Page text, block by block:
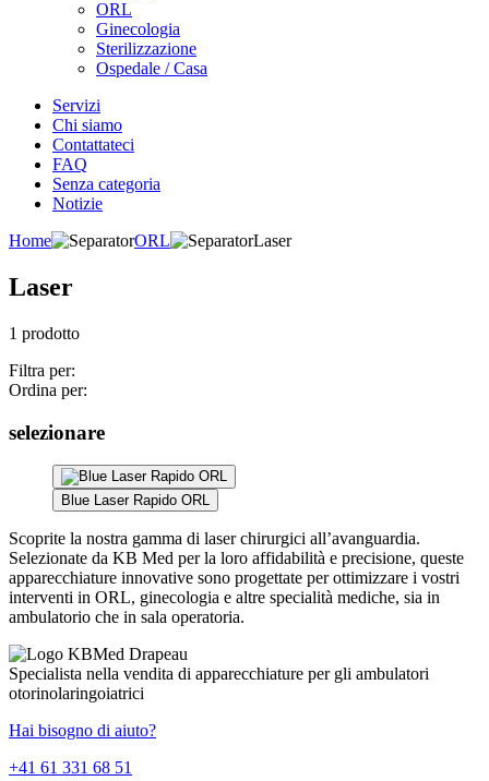
ORL
Ginecologia
Sterilizzazione
Ospedale / Casa
Servizi
Chi siamo
Contattateci
FAQ
Senza categoria
Notizie
Home
ORL Laser
Laser
1 prodotto
Filtra per:
Ordina per:
selezionare
Blue Laser Rapido ORL
Scoprite la nostra gamma di laser chirurgici all’avanguardia.
Selezionate da KB Med per la loro affidabilità e precisione, queste
apparecchiature innovative sono progettate per ottimizzare i vostri
interventi in ORL, ginecologia e altre specialità mediche, sia in
ambulatorio che in sala operatoria.
Specialista nella vendita di apparecchiature per gli ambulatori
otorinolaringoiatrici
Hai bisogno di aiuto?
+41 61 331 68 51